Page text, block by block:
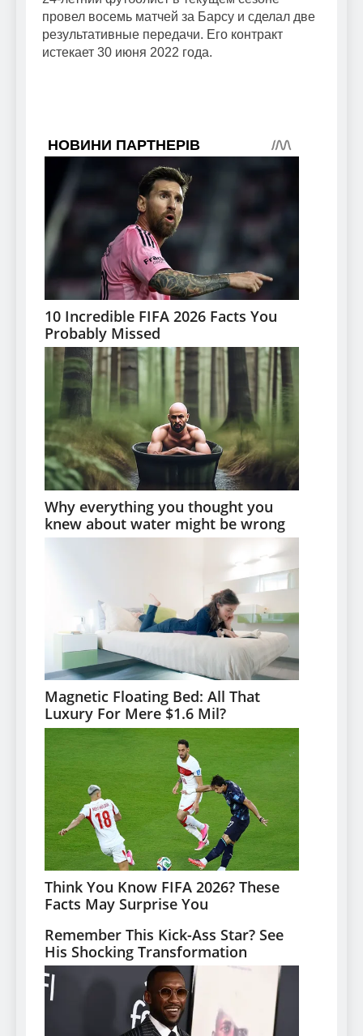
провел восемь матчей за Барсу и сделал две
результативные передачи. Его контракт
истекает 30 июня 2022 года.